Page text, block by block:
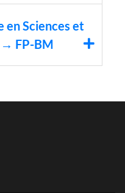
en Sciences et
→ FP-BM